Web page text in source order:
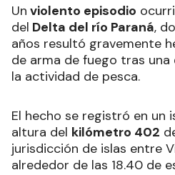
Un violento episodio
del Delta del río Paraná,
años resultó gravemente
de arma de fuego tras una
la actividad de pesca.
El hecho se registró en un
altura del kilómetro 402
jurisdicción de islas entre V
alrededor de las 18.40 de